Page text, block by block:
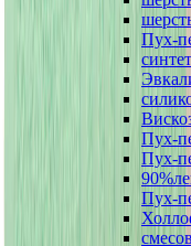
Пух-
Пух-
Пух-
Пух-